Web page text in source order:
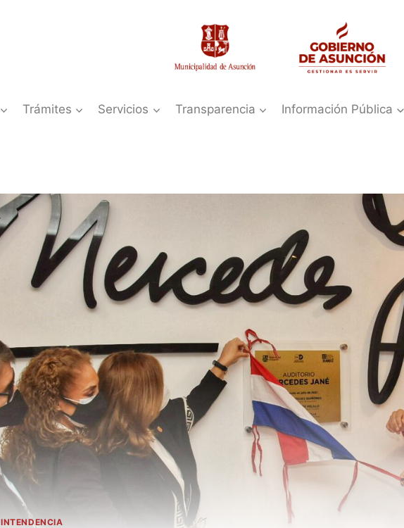
Trámites Servicios Transparencia Información Pública
INTENDENCIA